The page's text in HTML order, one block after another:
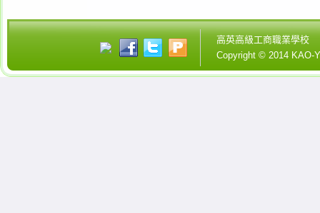
高英高級工商職業學校
Copyright © 2014